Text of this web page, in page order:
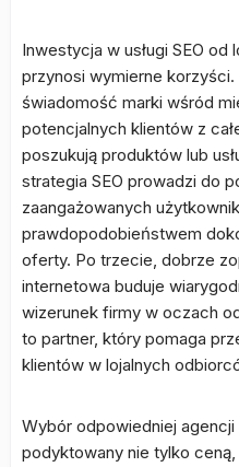
Inwestycja w usługi SEO od
przynosi wymierne
świadomość marki wśród
potencjalnych klientów z
poszukują produktów lub
strategia SEO prowadzi do
zaangażowanych
prawdopodobieństwem
oferty. Po trzecie, dobrze
internetowa buduje
wizerunek firmy w oczach
to partner, który pomaga
klientów w lojalnych
Wybór odpowiedniej
podyktowany nie tylko